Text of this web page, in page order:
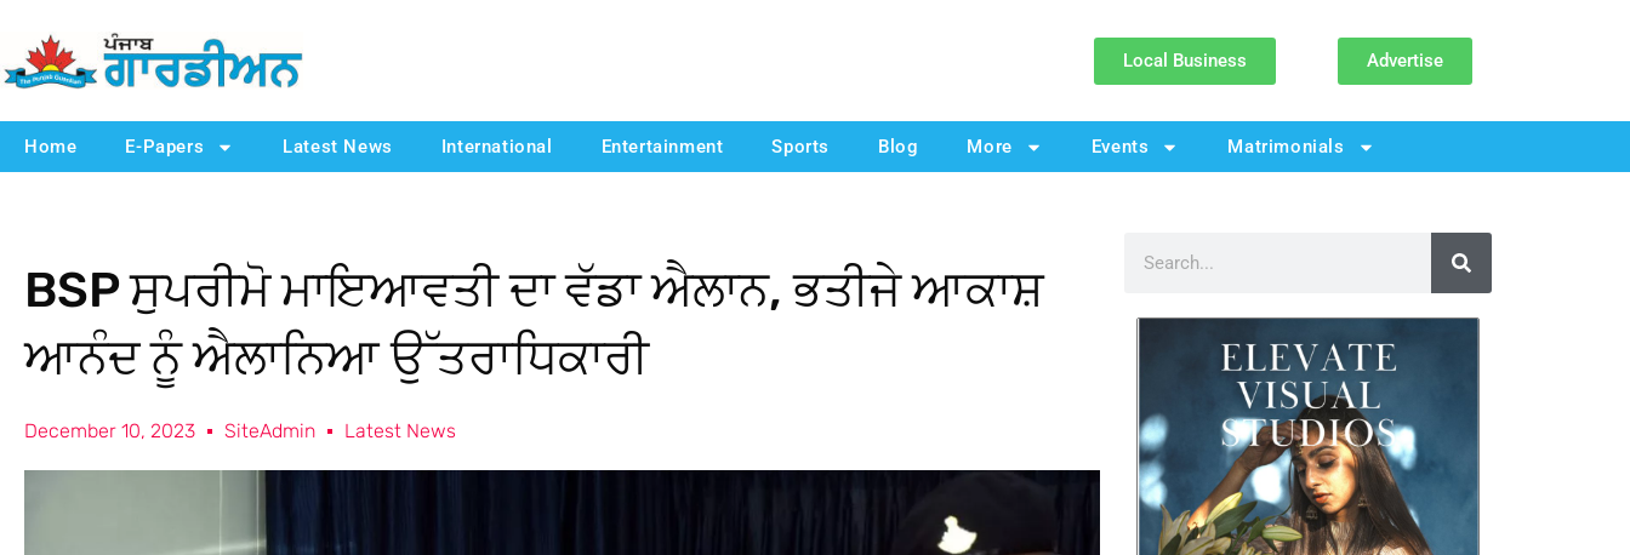
Local Business Advertise
Home E-Papers Latest News International Entertainment Sports Blog More Events Matrimonials
BSP ਸੁਪਰੀਮੋ ਮਾਇਆਵਤੀ ਦਾ ਵੱਡਾ ਐਲਾਨ, ਭਤੀਜੇ ਆਕਾਸ਼
ਆਨੰਦ ਨੂੰ ਐਲਾਨਿਆ ਉੱਤਰਾਧਿਕਾਰੀ
December 10, 2023 SiteAdmin Latest News